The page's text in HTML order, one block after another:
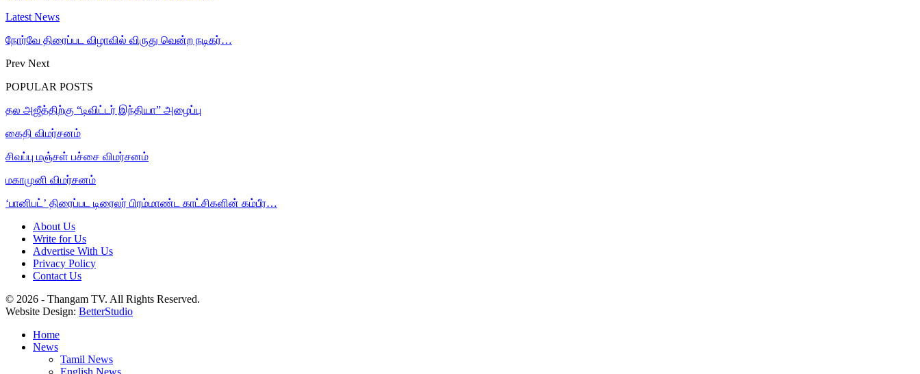
Latest News
நோர்வே திரைப்பட விழாவில் விருது வென்ற நடிகர்…
Prev Next
POPULAR POSTS
தல அஜீத்திற்கு “டிவிட்டர் இந்தியா” அழைப்பு
கைதி விமர்சனம்
சிவப்பு மஞ்சள் பச்சை விமர்சனம்
மகாமுனி விமர்சனம்
‘பானிபட்’ திரைப்பட டிரைலர் பிரம்மாண்ட காட்சிகளின் கம்பீர…
About Us
Write for Us
Advertise With Us
Privacy Policy
Contact Us
© 2026 - Thangam TV. All Rights Reserved.
Website Design: BetterStudio
Home
News
Tamil News
English News